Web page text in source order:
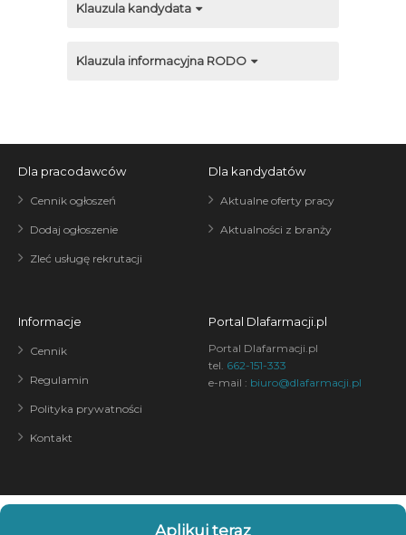
Klauzula kandydata
Klauzula informacyjna RODO
Dla pracodawców
Cennik ogłoszeń
Dodaj ogłoszenie
Zleć usługę rekrutacji
Dla kandydatów
Aktualne oferty pracy
Aktualności z branży
Informacje
Cennik
Regulamin
Polityka prywatności
Kontakt
Portal Dlafarmacji.pl
Portal Dlafarmacji.pl
tel. 662-151-333
e-mail : biuro@dlafarmacji.pl
Aplikuj teraz